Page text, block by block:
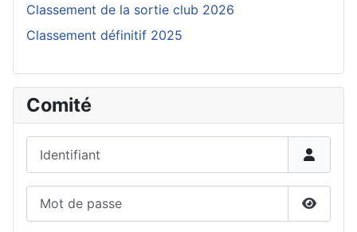
Classement de la sortie club 2026
Classement définitif 2025
Comité